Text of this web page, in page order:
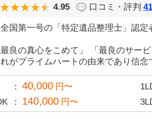
4.95 口コミ・評判 41
全国第一号の「特定遺品整理士」認定
最良の真心をこめて」 「最良のサー
がプライムハートの由来であり信念
40,000 円〜
140,000 円〜